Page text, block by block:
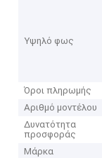
Υψηλό φως
Όροι πληρωμής
Αριθμό μοντέλου
Δυνατότητα
προσφοράς
Μάρκα